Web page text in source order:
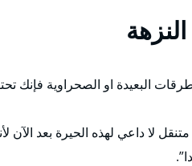
البعيدة او الصحراوية فإنك
لا داعي لهذه الحيرة بعد الآن